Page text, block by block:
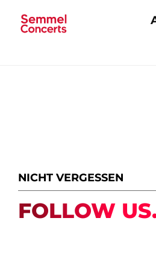
NICHT VERGESSEN
FOLLOW